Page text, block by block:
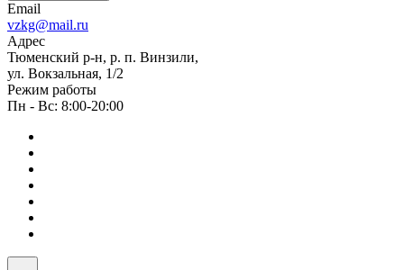
Email
vzkg@mail.ru
Адрес
Тюменский р-н, р. п. Винзили,
ул. Вокзальная, 1/2
Режим работы
Пн - Вс: 8:00-20:00